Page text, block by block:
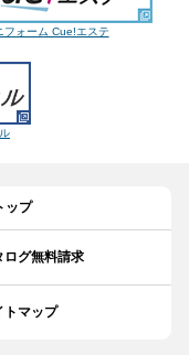
フォーム Cue!エステ
ップ
ログ無料請求
トマップ